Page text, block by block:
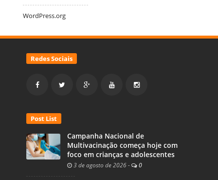
WordPress.org
Redes Sociais
Post List
Campanha Nacional de
Multivacinação começa hoje com
foco em crianças e adolescentes
3 de agosto de 2026 - 0